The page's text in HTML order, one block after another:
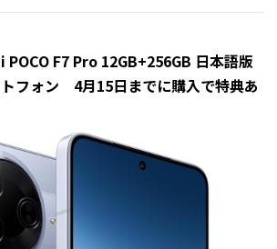
F7 Pro 12GB+256GB 日本語版
フォン 4月15日までに購入で特典あ